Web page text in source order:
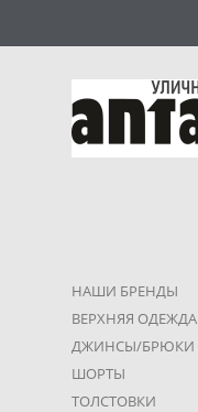
НАШИ БРЕНДЫ
ВЕРХНЯЯ ОДЕЖДА
ДЖИНСЫ/БРЮКИ
ШОРТЫ
ТОЛСТОВКИ